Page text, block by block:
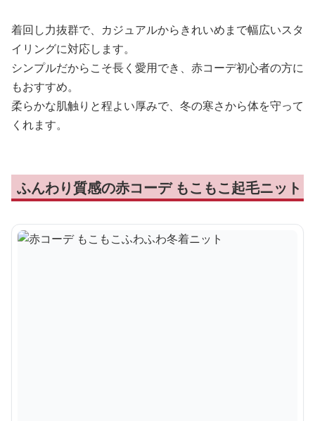
着回し力抜群で、カジュアルからきれいめまで幅広いスタ
イリングに対応します。
シンプルだからこそ長く愛用でき、赤コーデ初心者の方に
もおすすめ。
柔らかな肌触りと程よい厚みで、冬の寒さから体を守って
くれます。
ふんわり質感の赤コーデ もこもこ起毛ニット